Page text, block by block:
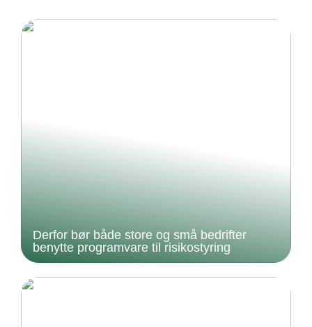
Derfor bør både store og små bedrifter
benytte programvare til risikostyring